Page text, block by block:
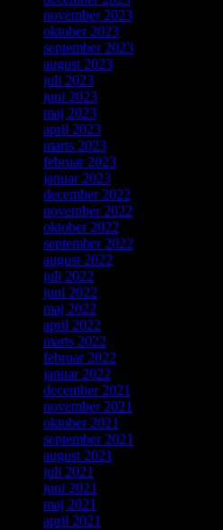
november 2023
oktober 2023
september 2023
august 2023
juli 2023
juni 2023
maj 2023
april 2023
marts 2023
februar 2023
januar 2023
december 2022
november 2022
oktober 2022
september 2022
august 2022
juli 2022
juni 2022
maj 2022
april 2022
marts 2022
februar 2022
januar 2022
december 2021
november 2021
oktober 2021
september 2021
august 2021
juli 2021
juni 2021
maj 2021
april 2021